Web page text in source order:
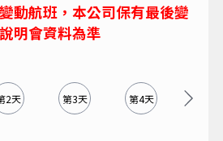
動航班，本公司保有最後變
明會資料為準
2天 第3天 第4天